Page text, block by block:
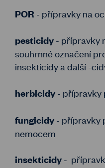
POR - přípravky na
pesticidy - přípravky
souhrnné označení
insekticidy a další -
herbicidy - přípravky
fungicidy - přípravky
nemocem
insekticidy -